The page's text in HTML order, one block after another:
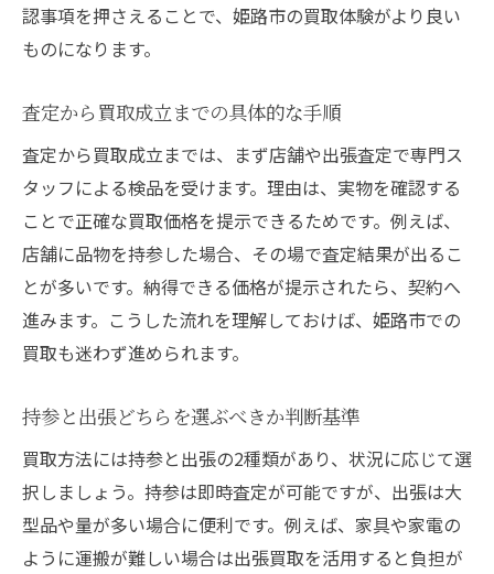
認事項を押さえることで、姫路市の買取体験がより良い
ものになります。
査定から買取成立までの具体的な手順
査定から買取成立までは、まず店舗や出張査定で専門ス
タッフによる検品を受けます。理由は、実物を確認する
ことで正確な買取価格を提示できるためです。例えば、
店舗に品物を持参した場合、その場で査定結果が出るこ
とが多いです。納得できる価格が提示されたら、契約へ
進みます。こうした流れを理解しておけば、姫路市での
買取も迷わず進められます。
持参と出張どちらを選ぶべきか判断基準
買取方法には持参と出張の2種類があり、状況に応じて選
択しましょう。持参は即時査定が可能ですが、出張は大
型品や量が多い場合に便利です。例えば、家具や家電の
ように運搬が難しい場合は出張買取を活用すると負担が